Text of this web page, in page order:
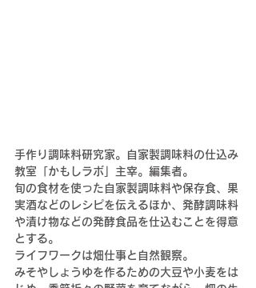
手作り調味料研究家。自家製調味料の仕込み
教室「かもしラボ」主宰。編集者。
旬の食材を使った自家製調味料や保存食、果
実酒などのレシピを伝えるほか、発酵調味料
や漬け物などの発酵食品を仕込むことを得意
とする。
ライフワークは畑仕事と自然観察。
みそやしょうゆを作るための大豆や小麦をは